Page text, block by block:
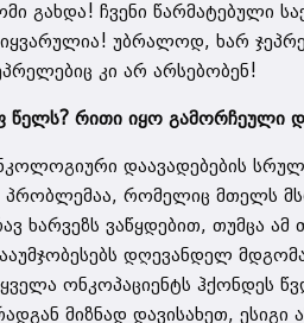
გახდა! ჩვენი წარმატებული
უბრალოდ, ხარ
კი არ არსებობენ!
რითი იყო გამორჩეული
დაავადებების
პრობლემაა, რომელიც მთელს
ხარვეზს ვაწყდებით, თუმცა
დღევანდელ
ონკოპაციენტს ჰქონდეს
მიზნად დავისახეთ, ესიგი